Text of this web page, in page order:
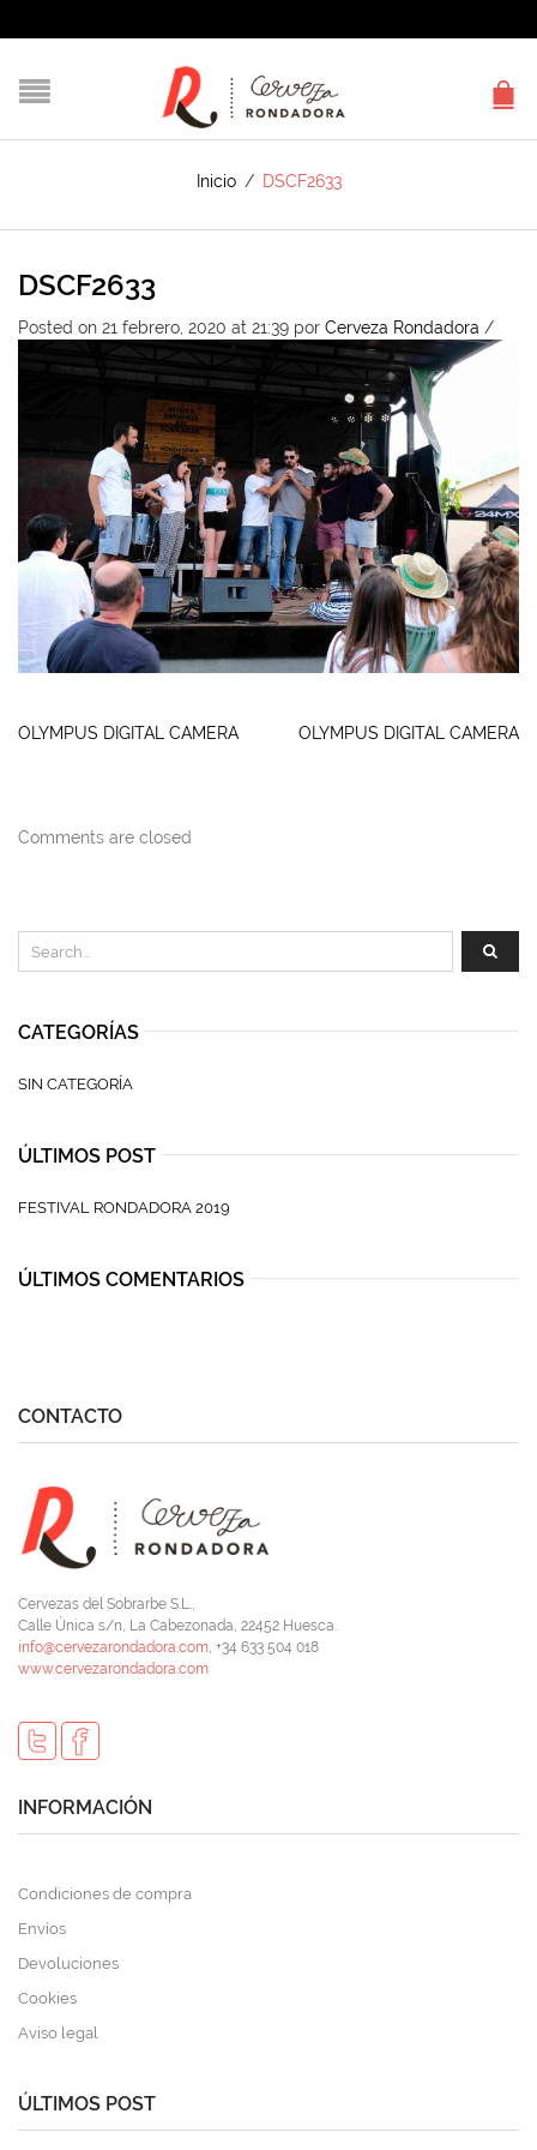
Inicio / DSCF2633
DSCF2633
Posted on 21 febrero, 2020 at 21:39 por Cerveza Rondadora /
OLYMPUS DIGITAL CAMERA OLYMPUS DIGITAL CAMERA
Comments are closed
CATEGORÍAS
SIN CATEGORÍA
ÚLTIMOS POST
FESTIVAL RONDADORA 2019
ÚLTIMOS COMENTARIOS
CONTACTO
Cervezas del Sobrarbe S.L.,
Calle Única s/n, La Cabezonada, 22452 Huesca.
info@cervezarondadora.com, +34 633 504 018
www.cervezarondadora.com
INFORMACIÓN
Condiciones de compra
Envíos
Devoluciones
Cookies
Aviso legal
ÚLTIMOS POST